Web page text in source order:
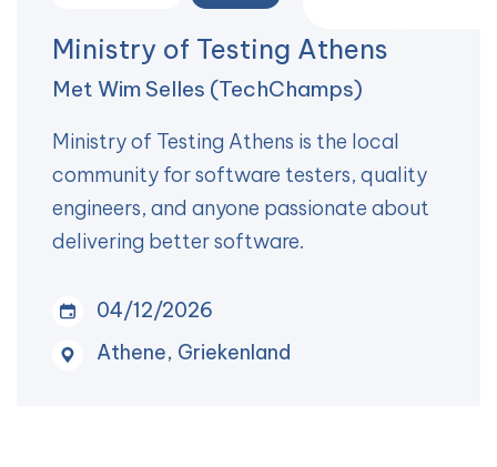
Ministry of Testing Athens
Met Wim Selles (TechChamps)
Ministry of Testing Athens is the local
community for software testers, quality
engineers, and anyone passionate about
delivering better software.
04/12/2026
Athene, Griekenland